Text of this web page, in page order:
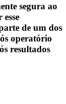
segura ao
de um dos
operatório
resultados